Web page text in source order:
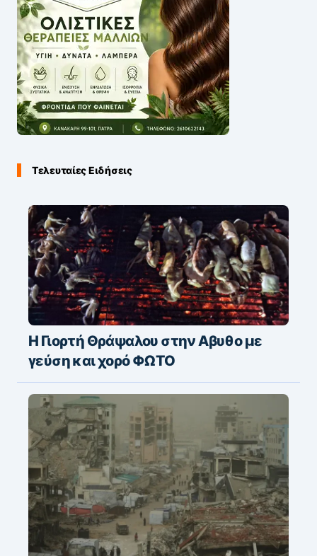
Τελευταίες Ειδήσεις
Η Γιορτή Θράψαλου στην Αβυθο με
γεύση και χορό ΦΩΤΟ